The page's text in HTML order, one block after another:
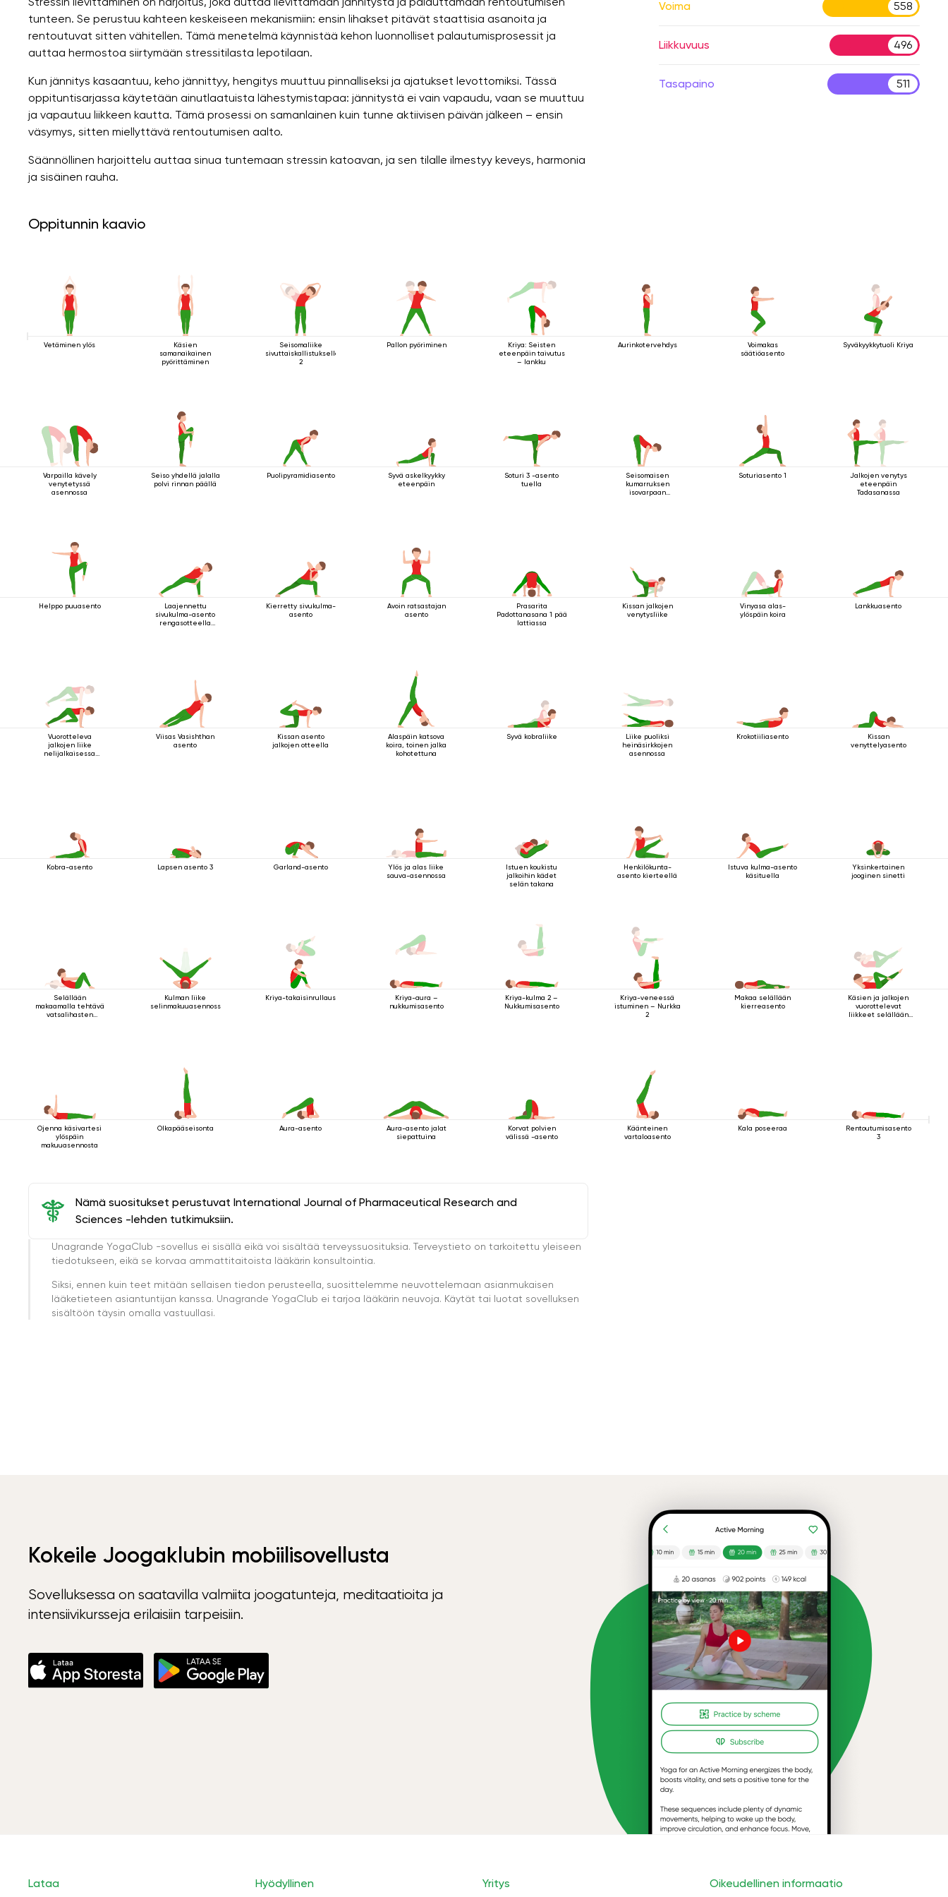
tunteen. Se perustuu kahteen keskeiseen mekanismiin: ensin lihakset pitävät staattisia asanoita ja
rentoutuvat sitten vähitellen. Tämä menetelmä käynnistää kehon luonnolliset palautumisprosessit ja
auttaa hermostoa siirtymään stressitilasta lepotilaan.
Kun jännitys kasaantuu, keho jännittyy, hengitys muuttuu pinnalliseksi ja ajatukset levottomiksi. Tässä
oppituntisarjassa käytetään ainutlaatuista lähestymistapaa: jännitystä ei vain vapaudu, vaan se muuttuu
ja vapautuu liikkeen kautta. Tämä prosessi on samanlainen kuin tunne aktiivisen päivän jälkeen – ensin
väsymys, sitten miellyttävä rentoutumisen aalto.
Säännöllinen harjoittelu auttaa sinua tuntemaan stressin katoavan, ja sen tilalle ilmestyy keveys, harmonia
ja sisäinen rauha.
Voima 558
Liikkuvuus 496
Tasapaino 511
Oppitunnin kaavio
Vetäminen ylös
Käsien
samanaikainen
pyörittäminen
Seisomaliike
sivuttaiskallistuksella
2
Pallon pyöriminen
Kriya: Seisten
eteenpäin taivutus
– lankku
Aurinkotervehdys
Voimakas
säätiöasento
Syväkyykkytuoli Kriya
Varpailla kävely
venytetyssä
asennossa
Seiso yhdellä jalalla
polvi rinnan päällä
Puolipyramidiasento
Syvä askelkyykky
eteenpäin
Soturi 3 -asento
tuella
Seisomaisen
kumarruksen
isovarpaan
Soturiasento 1
Jalkojen venytys
eteenpäin
Tadasanassa
Helppo puuasento
Laajennettu
sivukulma-asento
rengasotteella
Kierretty sivukulma-
asento
Avoin ratsastajan
asento
Prasarita
Padottanasana 1 pää
lattiassa
Kissan jalkojen
venytysliike
Vinyasa alas-
ylöspäin koira
Lankkuasento
Vuorotteleva
jalkojen liike
nelijalkaisessa
Viisas Vasishthan
asento
Kissan asento
jalkojen otteella
Alaspäin katsova
koira, toinen jalka
kohotettuna
Syvä kobraliike
Liike puoliksi
heinäsirkkojen
asennossa
Krokotiiliasento
Kissan
venyttelyasento
Kobra-asento Lapsen asento 3 Garland-asento
Ylös ja alas liike
sauva-asennossa
Istuen koukistu
jalkoihin kädet
selän takana
Henkilökunta-
asento kierteellä
Istuva kulma-asento
käsituella
Yksinkertainen
jooginen sinetti
Selällään
makaamalla tehtävä
vatsalihasten
Kulman liike
selinmakuuasennossa
Kriya-takaisinrullaus
Kriya-aura –
nukkumisasento
Kriya-kulma 2 –
Nukkumisasento
Kriya-veneessä
istuminen – Nurkka
2
Makaa selällään
kierreasento
Käsien ja jalkojen
vuorottelevat
liikkeet selällään
Ojenna käsivartesi
ylöspäin
makuuasennosta
Olkapääseisonta Aura-asento
Aura-asento jalat
siepattuina
Korvat polvien
välissä -asento
Käänteinen
vartaloasento
Kala poseeraa
Rentoutumisasento
3
Nämä suositukset perustuvat International Journal of Pharmaceutical Research and
Sciences -lehden tutkimuksiin.
Unagrande YogaClub -sovellus ei sisällä eikä voi sisältää terveyssuosituksia. Terveystieto on tarkoitettu yleiseen
tiedotukseen, eikä se korvaa ammattitaitoista lääkärin konsultointia.
Siksi, ennen kuin teet mitään sellaisen tiedon perusteella, suosittelemme neuvottelemaan asianmukaisen
lääketieteen asiantuntijan kanssa. Unagrande YogaClub ei tarjoa lääkärin neuvoja. Käytät tai luotat sovelluksen
sisältöön täysin omalla vastuullasi.
Kokeile Joogaklubin mobiilisovellusta
Sovelluksessa on saatavilla valmiita joogatunteja, meditaatioita ja
intensiivikursseja erilaisiin tarpeisiin.
Lataa Hyödyllinen Yritys Oikeudellinen informaatio